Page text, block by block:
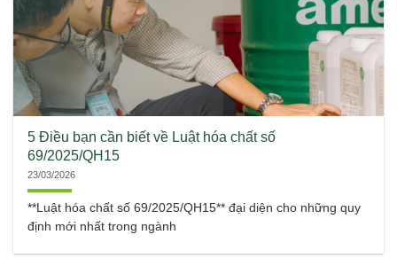
5 Điều bạn cần biết về Luật hóa chất số
69/2025/QH15
23/03/2026
**Luật hóa chất số 69/2025/QH15** đại diện cho những quy
định mới nhất trong ngành